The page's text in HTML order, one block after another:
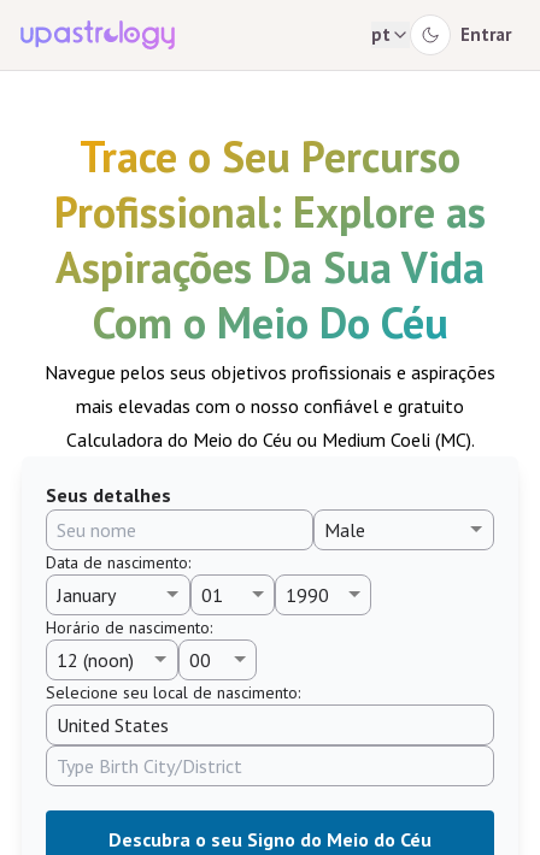
pt Entrar
Trace o Seu Percurso
Profissional: Explore as
Aspirações Da Sua Vida
Com o Meio Do Céu
Navegue pelos seus objetivos profissionais e aspirações
mais elevadas com o nosso confiável e gratuito
Calculadora do Meio do Céu ou Medium Coeli (MC).
Seus detalhes
Data de nascimento:
Horário de nascimento:
Selecione seu local de nascimento:
Descubra o seu Signo do Meio do Céu